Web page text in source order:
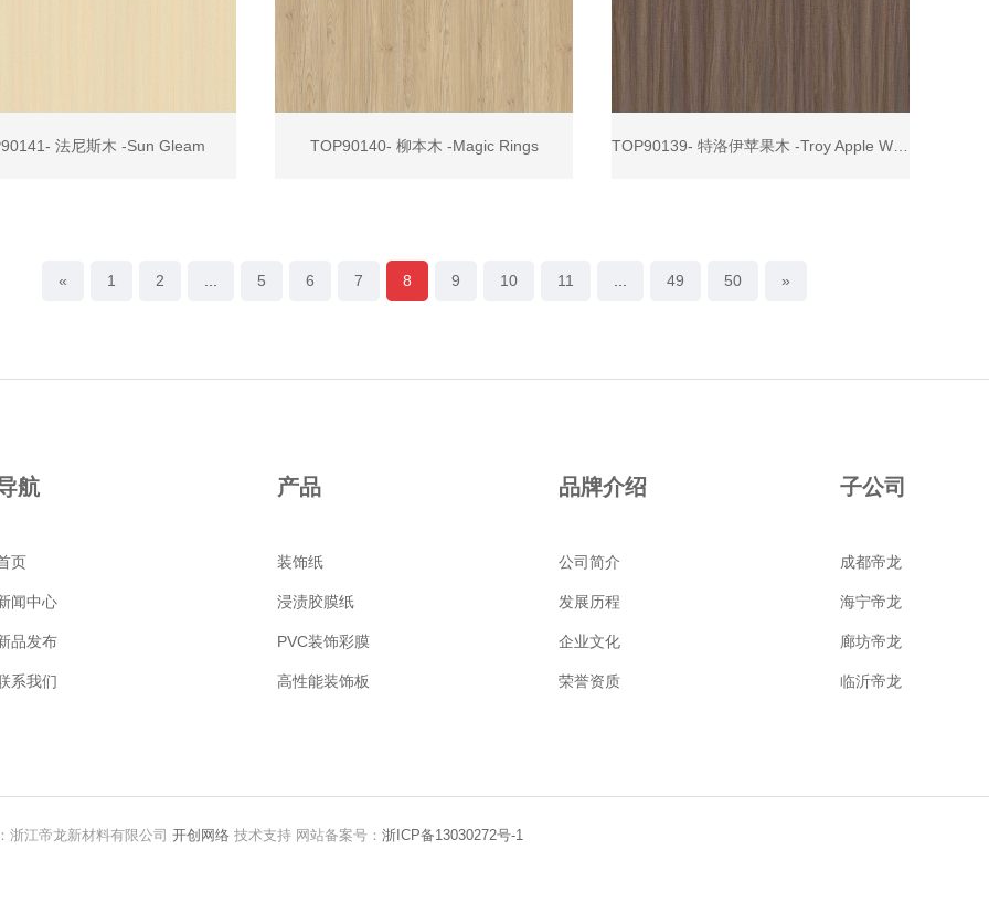
法尼斯木 -Sun Gleam TOP90140- 柳本木 -Magic Rings
« 1 2 5 6 7 8 9 10 11 49 50 »
航
页
闻中心
品发布
系我们
产品
装饰纸
浸渍胶膜纸
PVC装饰彩膜
高性能装饰板
品牌介绍
公司简介
发展历程
企业文化
荣誉资质
子公司
成都帝龙
海宁帝龙
廊坊帝龙
临沂帝龙
浙江帝龙新材料有限公司 开创网络 技术支持 网站备案号： 浙ICP备13030272号-1